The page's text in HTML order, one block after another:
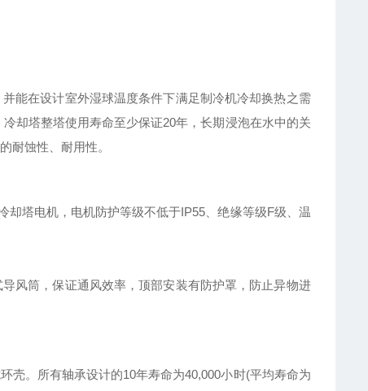
能在设计室外湿球温度条件下满足制冷机冷却换热之需
却塔整塔使用寿命至少保证20年，长期浸泡在水中的关
耐蚀性、耐用性。
却塔电机，电机防护等级不低于IP55、绝缘等级F级、温
风筒，保证通风效率，顶部安装有防护罩，防止异物进
壳。所有轴承设计的10年寿命为40,000小时(平均寿命为